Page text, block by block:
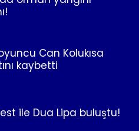
Can Kolukısa
kaybetti
ile Dua Lipa buluştu!